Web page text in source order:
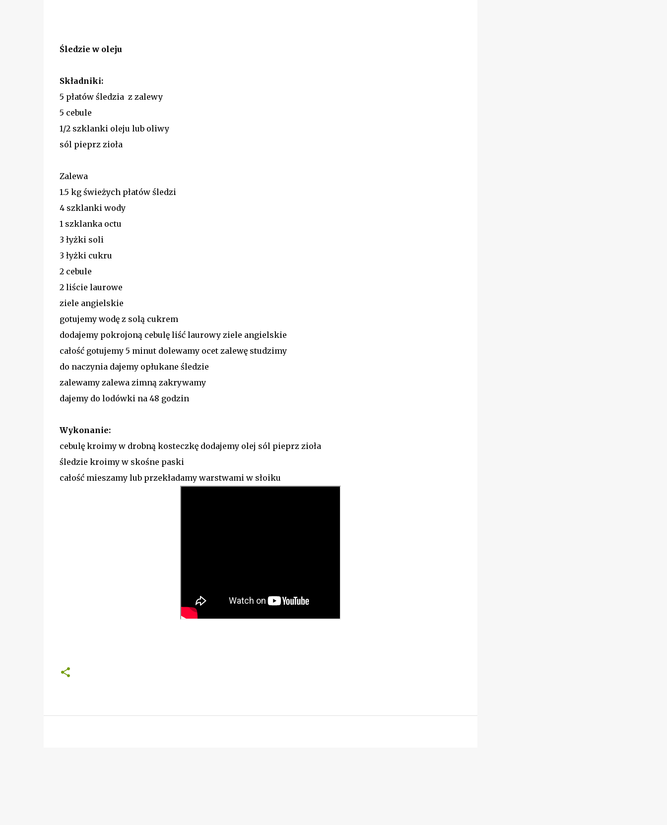
Śledzie w oleju
Składniki:
5 płatów śledzia z zalewy
5 cebule
1/2 szklanki oleju lub oliwy
sól pieprz zioła
Zalewa
1.5 kg świeżych płatów śledzi
4 szklanki wody
1 szklanka octu
3 łyżki soli
3 łyżki cukru
2 cebule
2 liście laurowe
ziele angielskie
gotujemy wodę z solą cukrem
dodajemy pokrojoną cebulę liść laurowy ziele angielskie
całość gotujemy 5 minut dolewamy ocet zalewę studzimy
do naczynia dajemy opłukane śledzie
zalewamy zalewa zimną zakrywamy
dajemy do lodówki na 48 godzin
Wykonanie:
cebulę kroimy w drobną kosteczkę dodajemy olej sól pieprz zioła
śledzie kroimy w skośne paski
całość mieszamy lub przekładamy warstwami w słoiku